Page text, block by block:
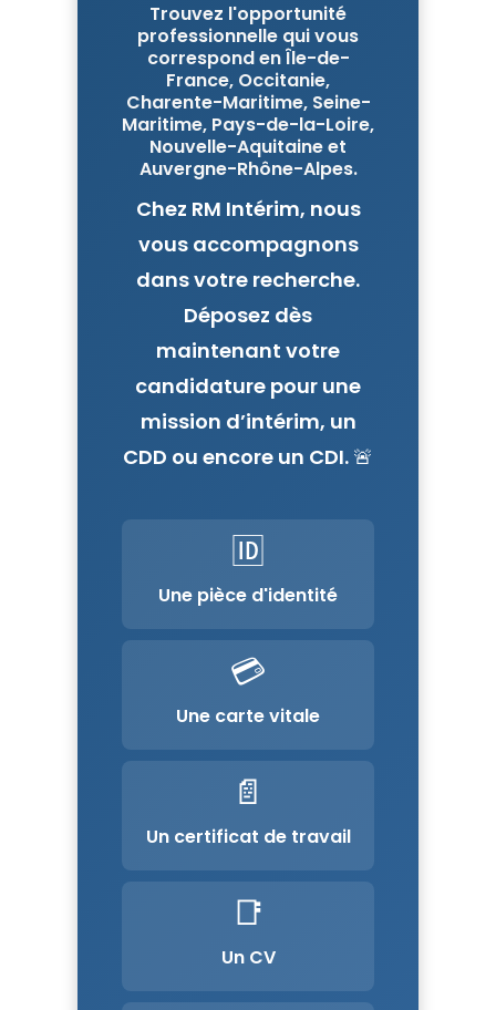
Trouvez l'opportunité
professionnelle qui vous
correspond en Île-de-
France, Occitanie,
Charente-Maritime, Seine-
Maritime, Pays-de-la-Loire,
Nouvelle-Aquitaine et
Auvergne-Rhône-Alpes.
Chez RM Intérim, nous
vous accompagnons
dans votre recherche.
Déposez dès
maintenant votre
candidature pour une
mission d’intérim, un
CDD ou encore un CDI. 🚨
🆔
Une pièce d'identité
💳
Une carte vitale
📄
Un certificat de travail
📑
Un CV